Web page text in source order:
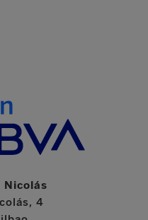
Nicolás
4